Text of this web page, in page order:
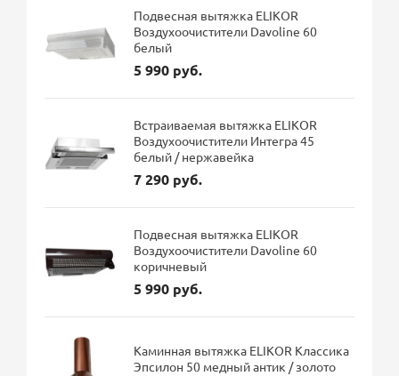
Подвесная вытяжка ELIKOR
Воздухоочистители Davoline 60
белый
5 990 руб.
Встраиваемая вытяжка ELIKOR
Воздухоочистители Интегра 45
белый / нержавейка
7 290 руб.
Подвесная вытяжка ELIKOR
Воздухоочистители Davoline 60
коричневый
5 990 руб.
Каминная вытяжка ELIKOR Классика
Эпсилон 50 медный антик / золото